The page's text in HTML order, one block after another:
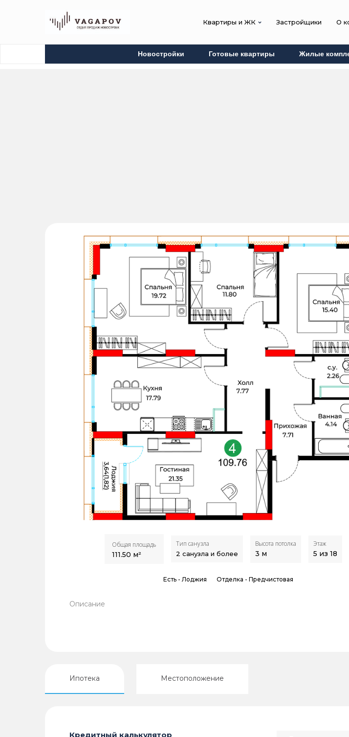
Квартиры и ЖК Застройщики О
Новостройки Готовые квартиры Жилые
Общая площадь
111.50 м²
Тип санузла
2 санузла и более
Высота потолка
3 м
Этаж
5 из 18
Есть -Лоджия Отделка - Предчистовая
Описание
Ипотека Местоположение
Кредитный калькулятор